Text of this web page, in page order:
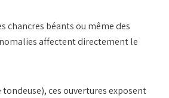
chancres béants ou même des
affectent directement le
ces ouvertures exposent